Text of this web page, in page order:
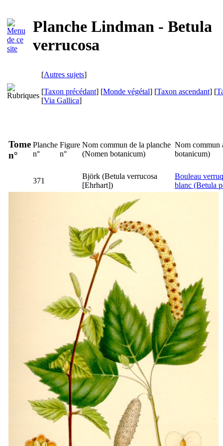
Planche Lindman - Betula
verrucosa
[Autres sujets]
[Taxon précédant] [Monde végétal] [Taxon ascendant] [
[Via Gallica]
Tome
n°
Planche
n°
Figure
n°
Nom commun de la planche
(Nomen botanicum)
Nom commun
botanicum)
371
Björk (Betula verrucosa
[Ehrhart])
Bouleau
blanc (Betula